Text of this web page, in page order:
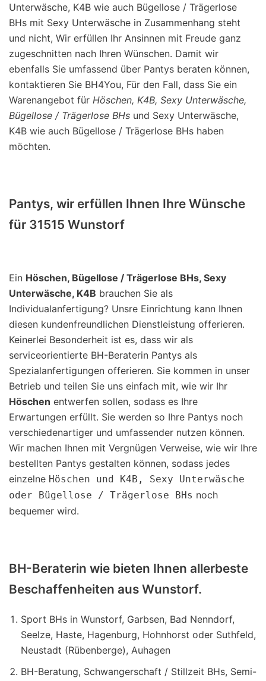
Unterwäsche, K4B wie auch Bügellose / Trägerlose
BHs mit Sexy Unterwäsche in Zusammenhang steht
und nicht, Wir erfüllen Ihr Ansinnen mit Freude ganz
zugeschnitten nach Ihren Wünschen. Damit wir
ebenfalls Sie umfassend über Pantys beraten können,
kontaktieren Sie BH4You, Für den Fall, dass Sie ein
Warenangebot für Höschen, K4B, Sexy Unterwäsche,
Bügellose / Trägerlose BHs und Sexy Unterwäsche,
K4B wie auch Bügellose / Trägerlose BHs haben
möchten.
Pantys, wir erfüllen Ihnen Ihre Wünsche
für 31515 Wunstorf
Ein Höschen, Bügellose / Trägerlose BHs, Sexy
Unterwäsche, K4B brauchen Sie als
Individualanfertigung? Unsre Einrichtung kann Ihnen
diesen kundenfreundlichen Dienstleistung offerieren.
Keinerlei Besonderheit ist es, dass wir als
serviceorientierte BH-Beraterin Pantys als
Spezialanfertigungen offerieren. Sie kommen in unser
Betrieb und teilen Sie uns einfach mit, wie wir Ihr
Höschen entwerfen sollen, sodass es Ihre
Erwartungen erfüllt. Sie werden so Ihre Pantys noch
verschiedenartiger und umfassender nutzen können.
Wir machen Ihnen mit Vergnügen Verweise, wie wir Ihre
bestellten Pantys gestalten können, sodass jedes
einzelne Höschen und K4B, Sexy Unterwäsche
oder Bügellose / Trägerlose BHs noch
bequemer wird.
BH-Beraterin wie bieten Ihnen allerbeste
Beschaffenheiten aus Wunstorf.
Sport BHs in Wunstorf, Garbsen, Bad Nenndorf,
Seelze, Haste, Hagenburg, Hohnhorst oder Suthfeld,
Neustadt (Rübenberge), Auhagen
BH-Beratung, Schwangerschaft / Stillzeit BHs, Semi-